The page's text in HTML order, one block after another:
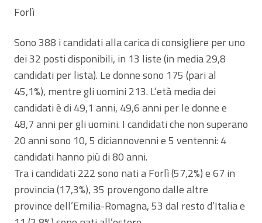
Forlì
Sono 388 i candidati alla carica di consigliere per uno
dei 32 posti disponibili, in 13 liste (in media 29,8
candidati per lista). Le donne sono 175 (pari al
45,1%), mentre gli uomini 213. L’età media dei
candidati è di 49,1 anni, 49,6 anni per le donne e
48,7 anni per gli uomini. I candidati che non superano
20 anni sono 10, 5 diciannovenni e 5 ventenni: 4
candidati hanno più di 80 anni.
Tra i candidati 222 sono nati a Forlì (57,2%) e 67 in
provincia (17,3%), 35 provengono dalle altre
province dell’Emilia-Romagna, 53 dal resto d’Italia e